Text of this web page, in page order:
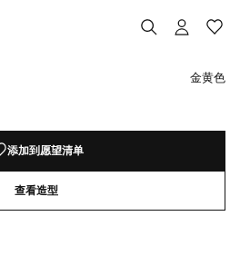
金黄色
添加到愿望清单
查看造型